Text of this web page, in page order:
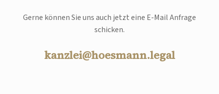
Gerne können Sie uns auch jetzt eine E-Mail Anfrage
schicken.
kanzlei@hoesmann.legal